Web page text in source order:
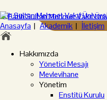
Anasayfa | Akademik | İletişim
Hakkımızda
Yönetici Mesajı
Mevlevihane
Yönetim
Enstitü Kurulu